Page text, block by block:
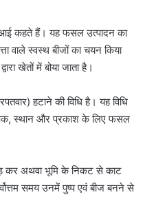
कहते हैं। यह फसल उत्पादन का
वाले स्वस्थ बीजों का चयन किया
खेतों में बोया जाता है।
हटाने की विधि है। यह विधि
स्थान और प्रकाश के लिए फसल
कर अथवा भूमि के निकट से काट
समय उनमें पुष्प एवं बीज बनने से